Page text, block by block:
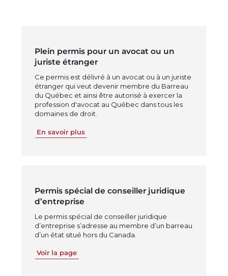
Plein permis pour un avocat ou un
juriste étranger
Ce permis est délivré à un avocat ou à un juriste
étranger qui veut devenir membre du Barreau
du Québec et ainsi être autorisé à exercer la
profession d'avocat au Québec dans tous les
domaines de droit.
En savoir plus
Permis spécial de conseiller juridique
d’entreprise
Le permis spécial de conseiller juridique
d’entreprise s’adresse au membre d’un barreau
d’un état situé hors du Canada.
Voir la page